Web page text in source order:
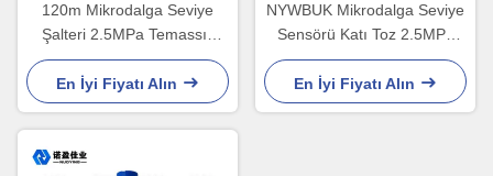
120m Mikrodalga Seviye
Şalteri 2.5MPa Temassız
Exia IICT6
En İyi Fiyatı Alın
NYWBUK Mikrodalga Seviye
Sensörü Katı Toz 2.5MPa
IP67
En İyi Fiyatı Alın